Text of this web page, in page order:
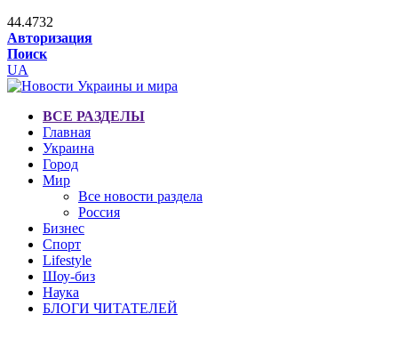
44.4732
Авторизация
Поиск
UA
ВСЕ РАЗДЕЛЫ
Главная
Украина
Город
Мир
Все новости раздела
Россия
Бизнес
Спорт
Lifestyle
Шоу-биз
Наука
БЛОГИ ЧИТАТЕЛЕЙ